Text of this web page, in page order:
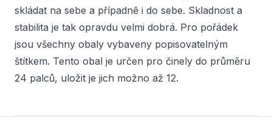
skládat na sebe a případně i do sebe. Skladnost a
stabilita je tak opravdu velmi dobrá. Pro pořádek
jsou všechny obaly vybaveny popisovatelným
štítkem. Tento obal je určen pro činely do průměru
24 palců, uložit je jich možno až 12.